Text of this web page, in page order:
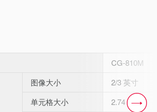
CG-810M
图像大小
2/3 英寸
单元格大小
2.74 μm